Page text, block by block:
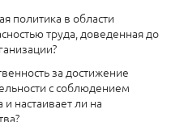
политика в области
труда, доведенная до
за достижение
с соблюдением
настаивает ли на